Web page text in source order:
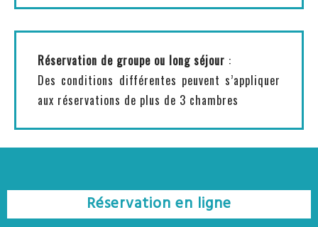
Réservation de groupe ou long séjour :
Des conditions différentes peuvent s’appliquer
aux réservations de plus de 3 chambres
Réservation en ligne